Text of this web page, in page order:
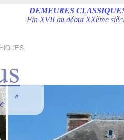
DEMEURES
Fin XVII au début XXème